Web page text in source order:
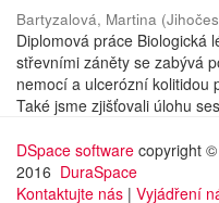
Bartyzalová, Martina (
Diplomová práce Biologická
střevními záněty se zabývá
nemocí a ulcerózní kolitidou
Také jsme zjišťovali úlohu
DSpace software copyright
2016 DuraSpace
Kontaktujte nás | Vyjádření